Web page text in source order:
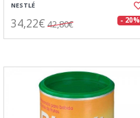
NESTLÉ
34,22€ 42,80€ - 20%